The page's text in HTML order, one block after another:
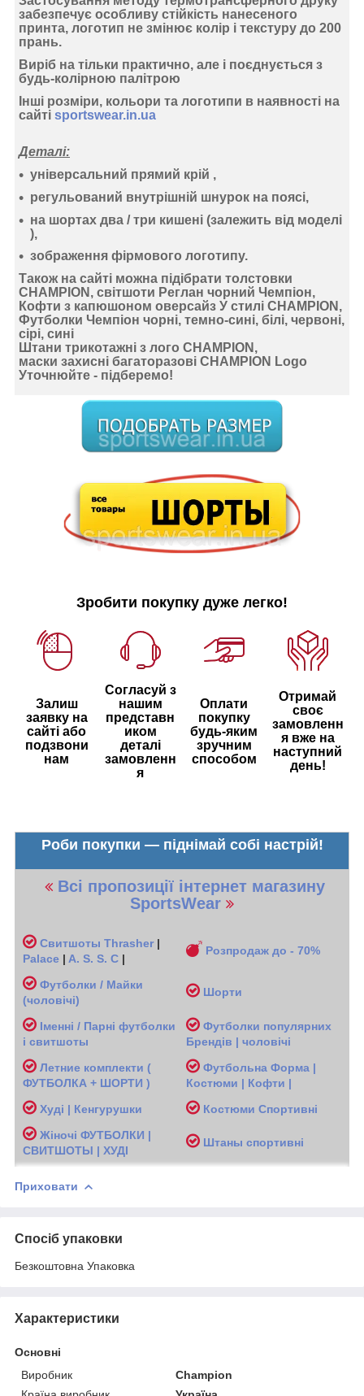
забезпечує особливу стійкість нанесеного
принта, логотип не змінює колір і текстуру до 200
прань.
Виріб на тільки практично, але і поєднується з
будь-колірною палітрою
Інші розміри, кольори та логотипи в наявності на
сайті sportswear.in.ua
Деталі:
універсальний прямий крій ,
регульований внутрішній шнурок на поясі,
на шортах два / три кишені (залежить від моделі
),
зображення фірмового логотипу.
Також на сайті можна підібрати толстовки
CHAMPION, світшоти Реглан чорний Чемпіон,
Кофти з капюшоном оверсайз У стилі CHAMPION,
Футболки Чемпіон чорні, темно-сині, білі, червоні,
сірі, сині
Штани трикотажні з лого CHAMPION,
маски захисні багаторазові CHAMPION Logo
Уточнюйте - підберемо!
Зробити покупку дуже легко!
Залиш
заявку на
сайті або
подзвони
нам
Согласуй з
нашим
представн
иком
деталі
замовленн
я
Оплати
покупку
будь-яким
зручним
способом
Отримай
своє
замовленн
я вже на
наступний
день!
Роби покупки — піднімай собі настрій!
Всі пропозиції інтернет магазину
SportsWear
Свитшоты Thrasher |
Palace | A. S. S. C |
Розпродаж до - 70%
Футболки / Майки
(чоловічі)
Шорти
Іменні / Парні футболки
і свитшоты
Футболки популярних
Брендів | чоловічі
Летние комплекти (
ФУТБОЛКА + ШОРТИ )
Футбольна Форма |
Костюми | Кофти |
Худі | Кенгурушки
Костюми Спортивні
Жіночі ФУТБОЛКИ |
СВИТШОТЫ | ХУДІ
Штаны спортивні
Приховати
Спосіб упаковки
Безкоштовна Упаковка
Характеристики
Основні
Виробник
Champion